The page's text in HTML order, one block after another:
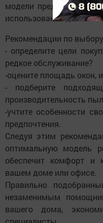
модели
использование днем
Рекомендации по
- определите цели
редкое обслуживание?
-оцените площадь окон,
- подберите
производительность
-учтите особенности
предпочтения.
Следуя этим
оптимальную модель
обеспечит комфорт и
вашем доме или офисе.
Правильно
незаменимым
вашего дома,